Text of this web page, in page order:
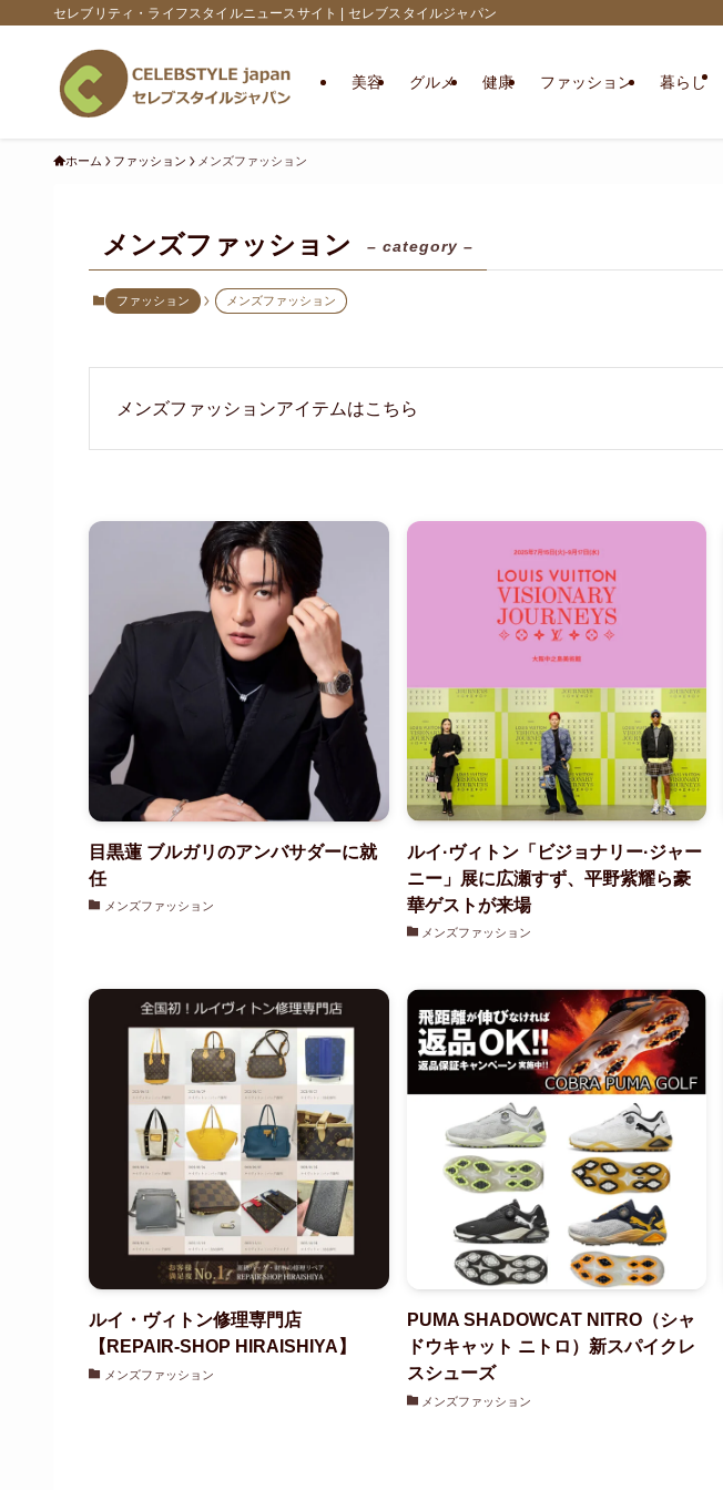
セレブリティ・ライフスタイルニュースサイト | セレブスタイルジャパン
美容 グルメ 健康 ファッション 暮らし
ホーム ファッション メンズファッション
メンズファッション – category –
ファッション メンズファッション
メンズファッションアイテムはこちら
目黒蓮 ブルガリのアンバサダーに就
任
メンズファッション
ルイ·ヴィトン「ビジョナリー·ジャー
ニー」展に広瀬すず、平野紫耀ら豪
華ゲストが来場
メンズファッション
ルイ・ヴィトン修理専門店
【REPAIR-SHOP HIRAISHIYA】
メンズファッション
PUMA SHADOWCAT NITRO（シャ
ドウキャット ニトロ）新スパイクレ
スシューズ
メンズファッション